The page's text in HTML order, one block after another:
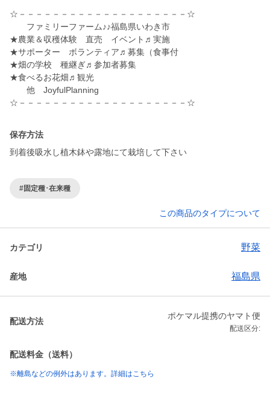
☆－－－－－－－－－－－－－－－－－－－－☆
ファミリーファーム♪♪福島県いわき市
★農業＆収穫体験 直売 イベント♬実施
★サポーター ボランティア♬募集（食事付
★畑の学校 種継ぎ♬参加者募集
★食べるお花畑♬観光
他 JoyfulPlanning
保存方法
到着後吸水し植木鉢や露地にて栽培して下さい
#固定種･在来種
この商品のタイプについて
カテゴリ 野菜
産地 福島県
配送方法
ポケマル提携のヤマト便
配送区分:
配送料金（送料）
※離島などの例外はあります。詳細はこちら